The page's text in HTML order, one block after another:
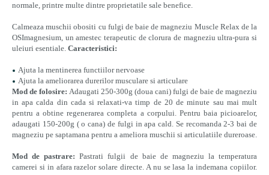
normale, printre multe dintre proprietatile sale benefice.
Calmeaza muschii obositi cu fulgi de baie de magneziu Muscle Relax de la
OSImagnesium, un amestec terapeutic de clorura de magneziu ultra-pura si
uleiuri esentiale. Caracteristici:
Ajuta la mentinerea functiilor nervoase
Ajuta la ameliorarea durerilor musculare si articulare
Mod de folosire: Adaugati 250-300g (doua cani) fulgi de baie de magneziu
in apa calda din cada si relaxati-va timp de 20 de minute sau mai mult
pentru a obtine regenerarea completa a corpului. Pentru baia picioarelor,
adaugati 150-200g ( o cana) de fulgi in apa cald. Se recomanda 2-3 bai de
magneziu pe saptamana pentru a ameliora muschii si articulatiile dureroase.
Mod de pastrare:Pastrati fulgii de baie de magneziu la temperatura
camerei si in afara razelor solare directe. A nu se lasa la indemana copiilor.